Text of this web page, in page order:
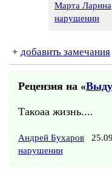
Марта Ларина
нарушении
+ добавить замечания
Рецензия на «
Такоаа жизнь....
Андрей Бухаров
нарушении